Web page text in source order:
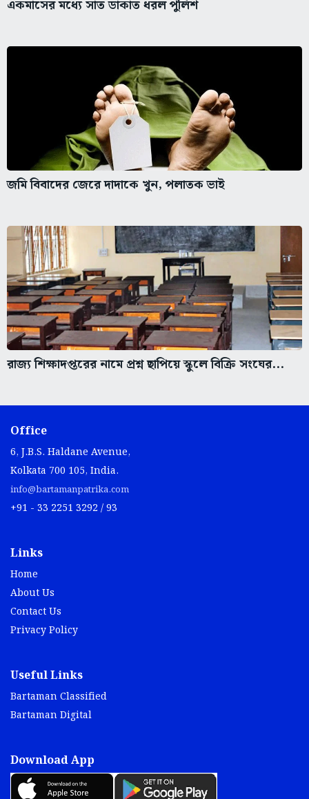
একমাসের মধ্যে সাত ডাকাত ধরল পুলিশ
জমি বিবাদের জেরে দাদাকে খুন, পলাতক ভাই
রাজ্য শিক্ষাদপ্তরের নামে প্রশ্ন ছাপিয়ে স্কুলে বিক্রি সংঘের...
Office
6, J.B.S. Haldane Avenue,
Kolkata 700 105, India.
info@bartamanpatrika.com
+91 - 33 2251 3292 / 93
Links
Home
About Us
Contact Us
Privacy Policy
Useful Links
Bartaman Classified
Bartaman Digital
Download App